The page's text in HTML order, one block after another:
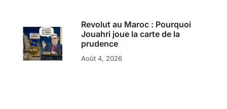
Revolut au Maroc : Pourquoi
Jouahri joue la carte de la
prudence
Août 4, 2026